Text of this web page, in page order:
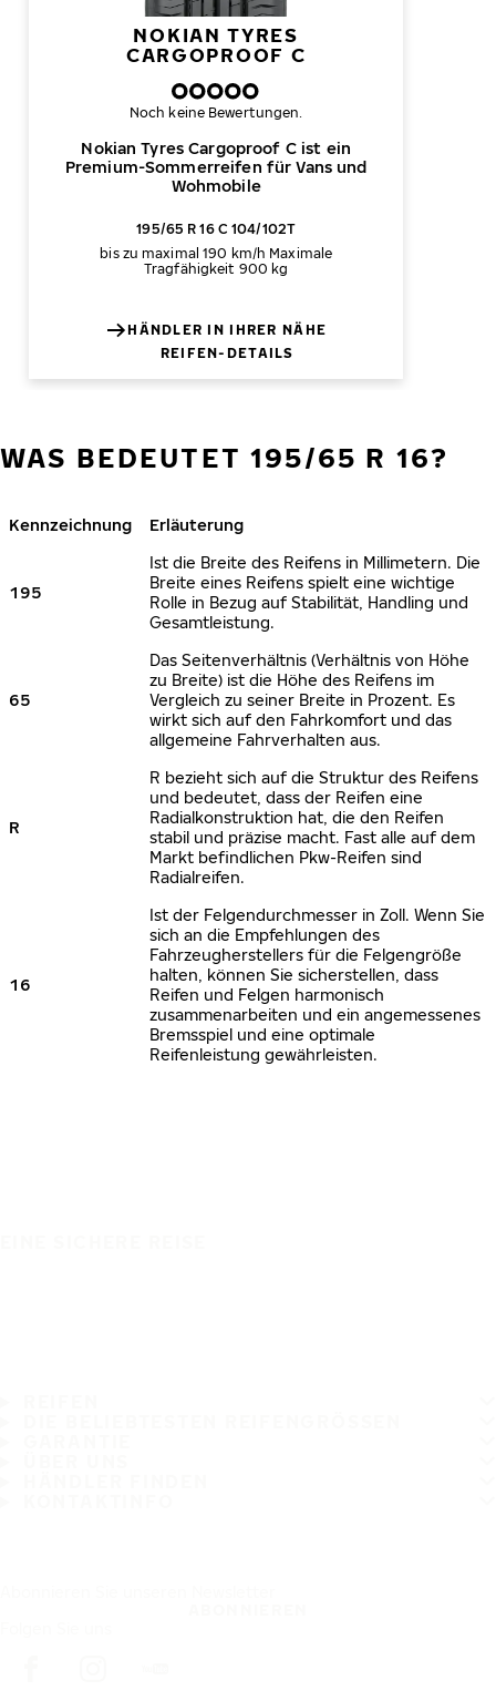
NOKIAN TYRES
CARGOPROOF C
Nokian Tyres Cargoproof C ist ein
Premium-Sommerreifen für Vans und
Wohmobile
Noch keine Bewertungen.
195/65 R 16 C 104/102T
bis zu maximal 190 km/h Maximale
Tragfähigkeit 900 kg
HÄNDLER IN IHRER NÄHE
REIFEN-DETAILS
WAS BEDEUTET 195/65 R 16?
Kennzeichnung Erläuterung
195
Ist die Breite des Reifens in Millimetern. Die
Breite eines Reifens spielt eine wichtige
Rolle in Bezug auf Stabilität, Handling und
Gesamtleistung.
65
Das Seitenverhältnis (Verhältnis von Höhe
zu Breite) ist die Höhe des Reifens im
Vergleich zu seiner Breite in Prozent. Es
wirkt sich auf den Fahrkomfort und das
allgemeine Fahrverhalten aus.
R
R bezieht sich auf die Struktur des Reifens
und bedeutet, dass der Reifen eine
Radialkonstruktion hat, die den Reifen
stabil und präzise macht. Fast alle auf dem
Markt befindlichen Pkw-Reifen sind
Radialreifen.
16
Ist der Felgendurchmesser in Zoll. Wenn Sie
sich an die Empfehlungen des
Fahrzeugherstellers für die Felgengröße
halten, können Sie sicherstellen, dass
Reifen und Felgen harmonisch
zusammenarbeiten und ein angemessenes
Bremsspiel und eine optimale
Reifenleistung gewährleisten.